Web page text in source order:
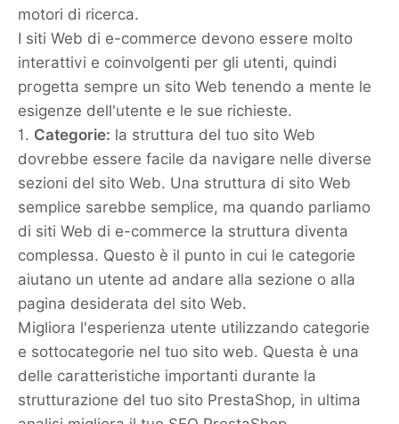
motori di ricerca.
I siti Web di e-commerce devono essere molto
interattivi e coinvolgenti per gli utenti, quindi
progetta sempre un sito Web tenendo a mente le
esigenze dell'utente e le sue richieste.
1. Categorie: la struttura del tuo sito Web
dovrebbe essere facile da navigare nelle diverse
sezioni del sito Web. Una struttura di sito Web
semplice sarebbe semplice, ma quando parliamo
di siti Web di e-commerce la struttura diventa
complessa. Questo è il punto in cui le categorie
aiutano un utente ad andare alla sezione o alla
pagina desiderata del sito Web.
Migliora l'esperienza utente utilizzando categorie
e sottocategorie nel tuo sito web. Questa è una
delle caratteristiche importanti durante la
strutturazione del tuo sito PrestaShop, in ultima